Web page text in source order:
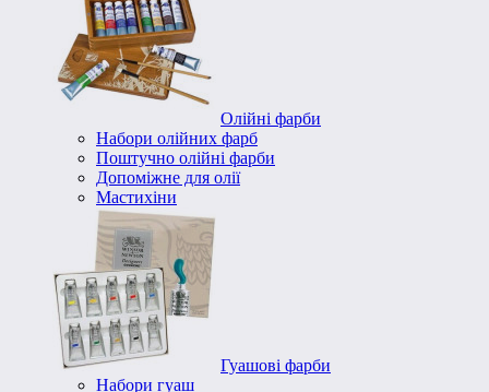
Олійні фарби
Набори олійних фарб
Поштучно олійні фарби
Допоміжне для олії
Мастихіни
Гуашові фарби
Набори гуаш